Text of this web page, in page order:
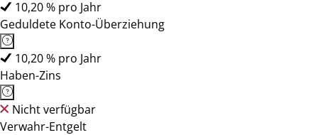
10,20 % pro Jahr
Geduldete Konto-Überziehung
10,20 % pro Jahr
Haben-Zins
Nicht verfügbar
Verwahr-Entgelt